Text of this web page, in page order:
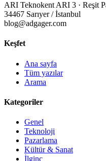
ARI Teknokent ARI 3 · Reşit
34467 Sarıyer / İstanbul
blog@adgager.com
Keşfet
Ana sayfa
Tüm yazılar
Arama
Kategoriler
Genel
Teknoloji
Pazarlama
Kültür & Sanat
İlginç